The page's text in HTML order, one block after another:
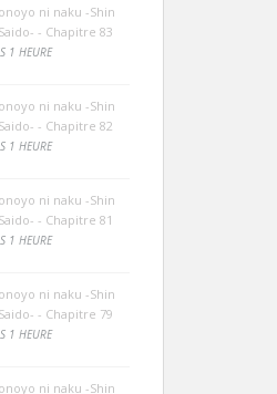
ni naku -Shin
- Chapitre 83
1 HEURE
ni naku -Shin
- Chapitre 82
1 HEURE
ni naku -Shin
- Chapitre 81
1 HEURE
ni naku -Shin
- Chapitre 79
1 HEURE
ni naku -Shin